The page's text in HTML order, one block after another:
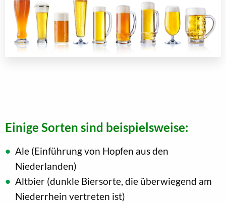
Einige Sorten sind beispielsweise:
Ale (Einführung von Hopfen aus den
Niederlanden)
Altbier (dunkle Biersorte, die überwiegend am
Niederrhein vertreten ist)